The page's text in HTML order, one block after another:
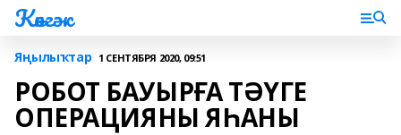
Көнгәк
Яңылыҡтар 1 СЕНТЯБРЯ 2020, 09:51
РОБОТ БАУЫРҒА ТӘҮГЕ
ОПЕРАЦИЯНЫ ЯҺАНЫ